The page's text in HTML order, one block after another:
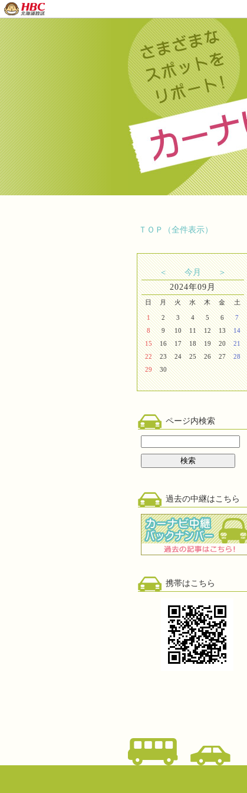
ＴＯＰ（全件表示）
＜ 今月
＞
2024年09月
日 月 火 水 木 金 土
1 2 3 4 5 6
7
8
9 10 11 12 13
14
15
16 17 18 19 20
21
22
23 24 25 26 27
28
29
30
ページ内検索
過去の中継はこちら
携帯はこちら